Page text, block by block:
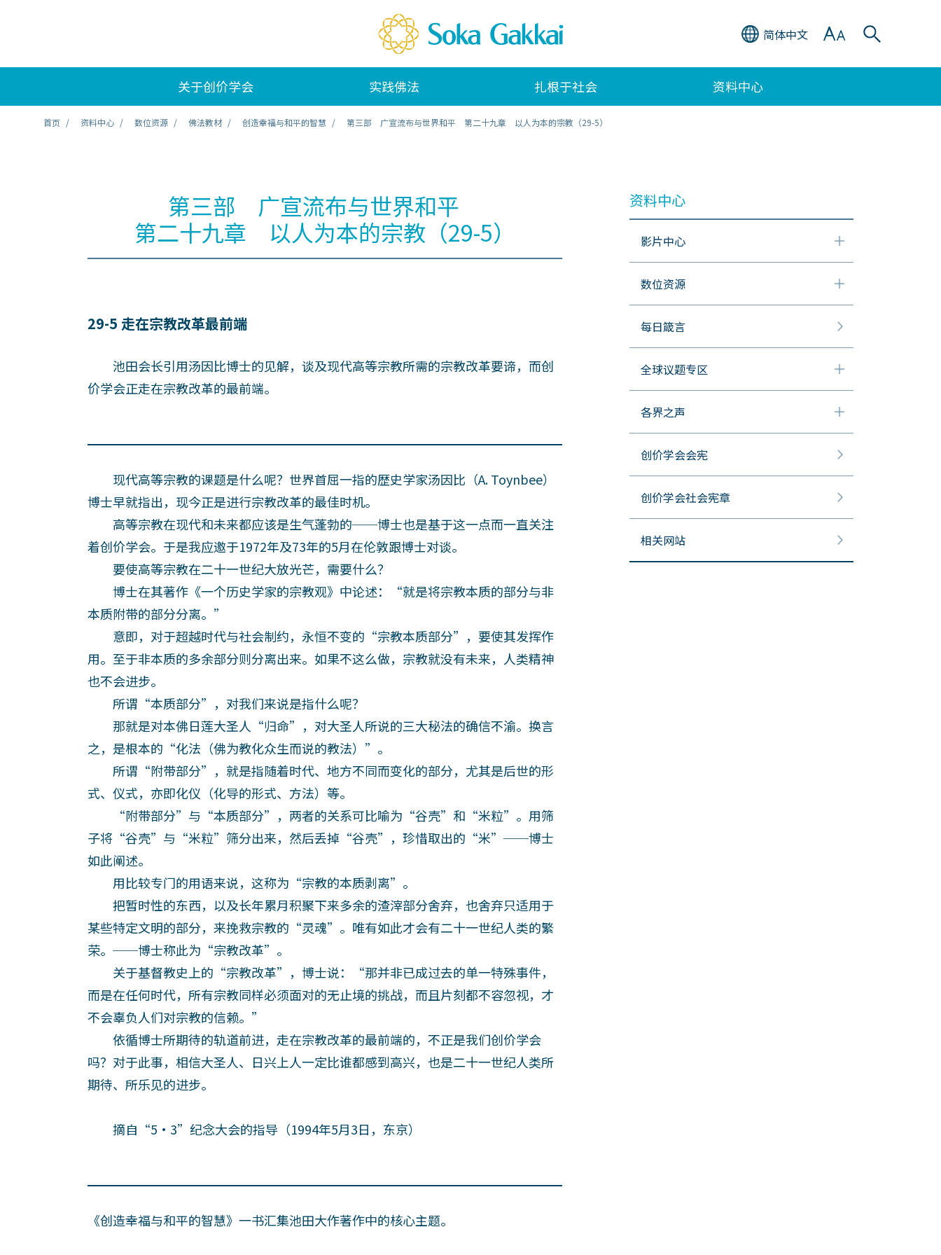
简体中文
关于创价学会 实践佛法 扎根于社会 资料中心
首页 资料中心 数位资源 佛法教材 创造幸福与和平的智慧 第三部 广宣流布与世界和平 第二十九章 以人为本的宗教（29-5）
第三部 广宣流布与世界和平
第二十九章 以人为本的宗教（29-5）
29-5 走在宗教改革最前端
池田会长引用汤因比博士的见解，谈及现代高等宗教所需的宗教改革要谛，而创
价学会正走在宗教改革的最前端。
现代高等宗教的课题是什么呢？世界首屈一指的歴史学家汤因比（A. Toynbee）
博士早就指出，现今正是进行宗教改革的最佳时机。
高等宗教在现代和未来都应该是生气蓬勃的──博士也是基于这一点而一直关注
着创价学会。于是我应邀于1972年及73年的5月在伦敦跟博士对谈。
要使高等宗教在二十一世纪大放光芒，需要什么？
博士在其著作《一个历史学家的宗教观》中论述：“就是将宗教本质的部分与非
本质附带的部分分离。”
意即，对于超越时代与社会制约，永恒不变的“宗教本质部分”，要使其发挥作
用。至于非本质的多余部分则分离出来。如果不这么做，宗教就没有未来，人类精神
也不会进步。
所谓“本质部分”，对我们来说是指什么呢？
那就是对本佛日莲大圣人“归命”，对大圣人所说的三大秘法的确信不渝。换言
之，是根本的“化法（佛为教化众生而说的教法）”。
所谓“附带部分”，就是指随着时代、地方不同而变化的部分，尤其是后世的形
式、仪式，亦即化仪（化导的形式、方法）等。
“附带部分”与“本质部分”，两者的关系可比喻为“谷壳”和“米粒”。用筛
子将“谷壳”与“米粒”筛分出来，然后丢掉“谷壳”，珍惜取出的“米”──博士
如此阐述。
用比较专门的用语来说，这称为“宗教的本质剥离”。
把暂时性的东西，以及长年累月积聚下来多余的渣滓部分舍弃，也舍弃只适用于
某些特定文明的部分，来挽救宗教的“灵魂”。唯有如此才会有二十一世纪人类的繁
荣。──博士称此为“宗教改革”。
关于基督教史上的“宗教改革”，博士说：“那并非已成过去的单一特殊事件，
而是在任何时代，所有宗教同样必须面对的无止境的挑战，而且片刻都不容忽视，才
不会辜负人们对宗教的信赖。”
依循博士所期待的轨道前进，走在宗教改革的最前端的，不正是我们创价学会
吗？对于此事，相信大圣人、日兴上人一定比谁都感到高兴，也是二十一世纪人类所
期待、所乐见的进步。
摘自“5·3”纪念大会的指导（1994年5月3日，东京）
《创造幸福与和平的智慧》一书汇集池田大作著作中的核心主题。
资料中心
影片中心
数位资源
每日箴言
全球议题专区
各界之声
创价学会会宪
创价学会社会宪章
相关网站